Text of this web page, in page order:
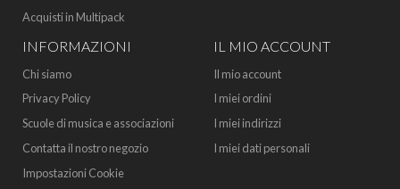
Acquisti in Multipack
INFORMAZIONI
Chi siamo
Privacy Policy
Scuole di musica e associazioni
Contatta il nostro negozio
Impostazioni Cookie
IL MIO ACCOUNT
Il mio account
I miei ordini
I miei indirizzi
I miei dati personali